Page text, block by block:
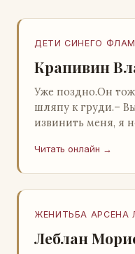
ДЕТИ СИНЕГО
Крапивин
Уже поздно.Он
шляпу к груди.–
извинить меня, я
прошу: выс…
Читать онлайн →
ЖЕНИТЬБА АРСЕНА
Леблан